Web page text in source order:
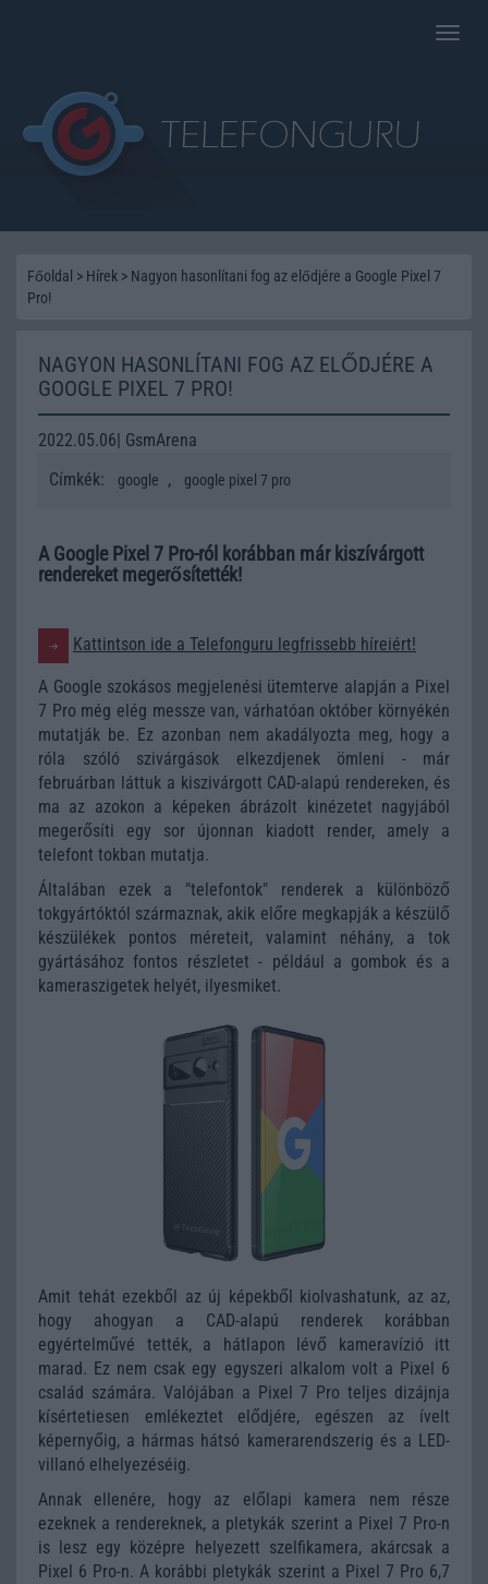
Toggle
Főoldal > Hírek > Nagyon hasonlítani fog az elődjére a Google Pixel 7
Pro!
NAGYON HASONLÍTANI FOG AZ ELŐDJÉRE A
GOOGLE PIXEL 7 PRO!
2022.05.06| GsmArena
Címkék:
google , google pixel 7 pro
A Google Pixel 7 Pro-ról korábban már kiszívárgott
rendereket megerősítették!
Kattintson ide a Telefonguru legfrissebb híreiért!
A Google szokásos megjelenési ütemterve alapján a Pixel
7 Pro még elég messze van, várhatóan október környékén
mutatják be. Ez azonban nem akadályozta meg, hogy a
róla szóló szivárgások elkezdjenek ömleni - már
februárban láttuk a kiszivárgott CAD-alapú rendereken, és
ma az azokon a képeken ábrázolt kinézetet nagyjából
megerősíti egy sor újonnan kiadott render, amely a
telefont tokban mutatja.
Általában ezek a "telefontok" renderek a különböző
tokgyártóktól származnak, akik előre megkapják a készülő
készülékek pontos méreteit, valamint néhány, a tok
gyártásához fontos részletet - például a gombok és a
kameraszigetek helyét, ilyesmiket.
Amit tehát ezekből az új képekből kiolvashatunk, az az,
hogy ahogyan a CAD-alapú renderek korábban
egyértelművé tették, a hátlapon lévő kameravízió itt
marad. Ez nem csak egy egyszeri alkalom volt a Pixel 6
család számára. Valójában a Pixel 7 Pro teljes dizájnja
kísértetiesen emlékeztet elődjére, egészen az ívelt
képernyőig, a hármas hátsó kamerarendszerig és a LED-
villanó elhelyezéséig.
Annak ellenére, hogy az előlapi kamera nem része
ezeknek a rendereknek, a pletykák szerint a Pixel 7 Pro-n
is lesz egy középre helyezett szelfikamera, akárcsak a
Pixel 6 Pro-n. A korábbi pletykák szerint a Pixel 7 Pro 6,7